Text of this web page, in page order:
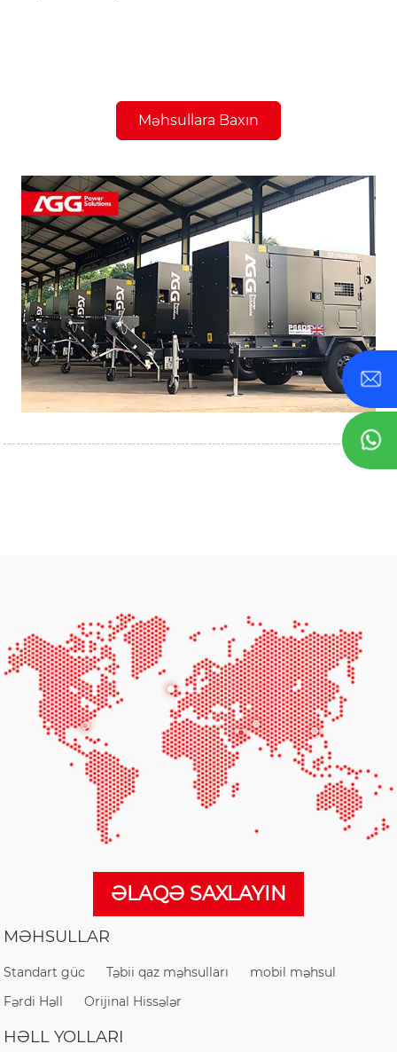
Məhsullara Baxın
ƏLAQƏ SAXLAYIN
MƏHSULLAR
Standart güc Təbii qaz məhsulları
mobil məhsul
Fərdi Həll
Orijinal Hissələr
HƏLL YOLLARI